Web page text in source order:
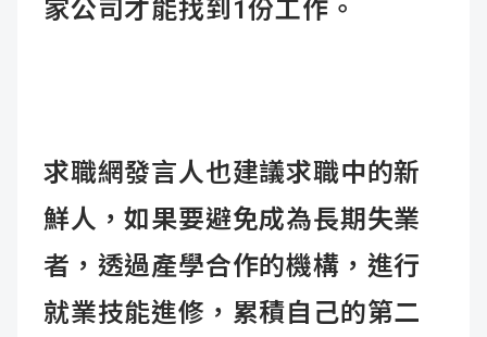
家公司才能找到1份工作。
求職網發言人也建議求職中的新
鮮人，如果要避免成為長期失業
者，透過產學合作的機構，進行
就業技能進修，累積自己的第二